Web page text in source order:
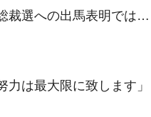
裁選への出馬表明では…
力は最大限に致します」